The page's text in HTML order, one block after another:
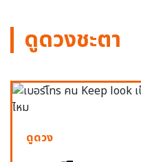
ดูดวงชะตา
ดูดวง